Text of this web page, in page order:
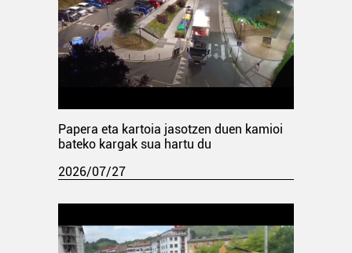
Papera eta kartoia jasotzen duen kamioi
bateko kargak sua hartu du
2026/07/27